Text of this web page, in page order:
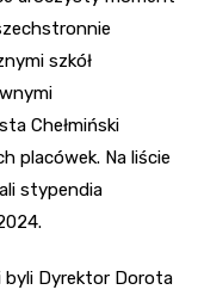
szkół
Chełmiński
placówek. Na liście
stypendia
byli Dyrektor Dorota